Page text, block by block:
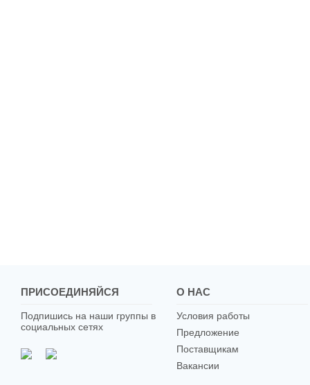
ПРИСОЕДИНЯЙСЯ
Подпишись на наши группы в
социальных сетях
О НАС
Условия работы
Предложение
Поставщикам
Вакансии